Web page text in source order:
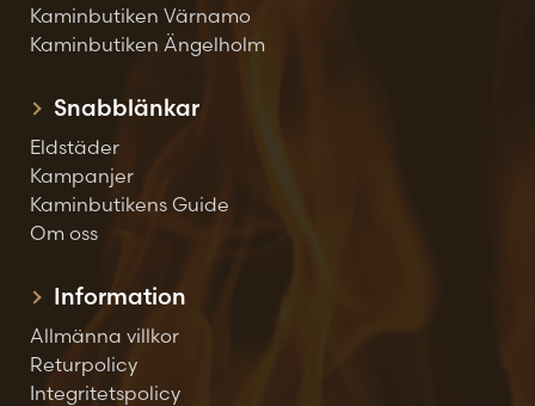
Kaminbutiken Värnamo
Kaminbutiken Ängelholm
Snabblänkar
Eldstäder
Kampanjer
Kaminbutikens Guide
Om oss
Information
Allmänna villkor
Returpolicy
Integritetspolicy